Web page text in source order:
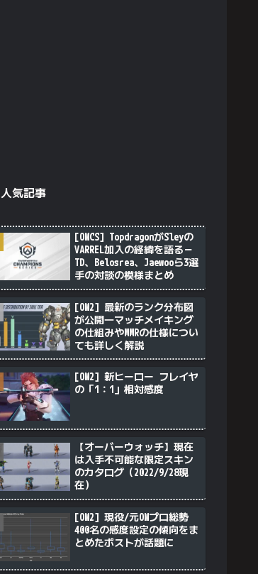
人気記事
[OWCS] TopdragonがSleyの
VARREL加入の経緯を語る－
TD、Belosrea、Jaewooら3選
手の対談の模様まとめ
[OW2] 最新のランク分布図
が公開―マッチメイキング
の仕組みやMMRの仕様につい
ても詳しく解説
[OW2] 新ヒーロー フレイヤ
の「1：1」相対感度
【オーバーウォッチ】現在
は入手不可能な限定スキン
のカタログ（2022/9/28現
在）
[OW2] 現役/元OWプロ総勢
400名の感度設定の傾向をま
とめたポストが話題に